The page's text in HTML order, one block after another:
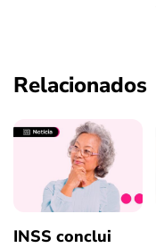
Relacionados
INSS conclui